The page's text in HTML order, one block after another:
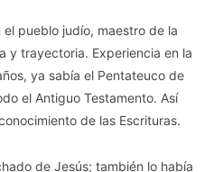
pueblo judío, maestro de la
y trayectoria. Experiencia en la
ya sabía el Pentateuco de
el Antiguo Testamento. Así
de las Escrituras.
de Jesús; también lo había